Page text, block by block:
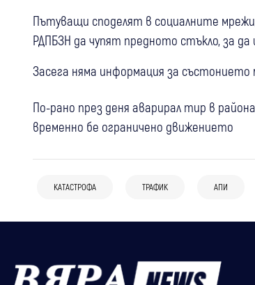
Пътуващи споделят в социалните
РДПБЗН да чупят предното стъкло, за
Засега няма информация за състонието
По-рано през деня аварирал тир в
временно бе ограничено движението
КАТАСТРОФА ТРАФИК АПИ